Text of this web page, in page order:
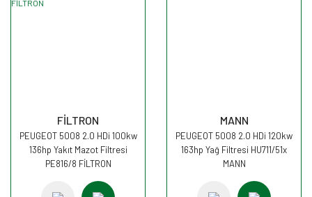
FİLTRON
PEUGEOT 5008 2.0 HDi 100kw
136hp Yakıt Mazot Filtresi
PE816/8 FİLTRON
MANN
PEUGEOT 5008 2.0 HDi 120kw
163hp Yağ Filtresi HU711/51x
MANN